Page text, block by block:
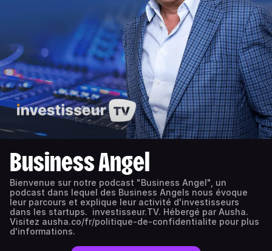
Business Angel
Bienvenue sur notre podcast "Business Angel", un
podcast dans lequel des Business Angels nous évoque
leur parcours et explique leur activité d'investisseurs
dans les startups. investisseur.TV. Hébergé par Ausha.
Visitez ausha.co/fr/politique-de-confidentialite pour plus
d'informations.